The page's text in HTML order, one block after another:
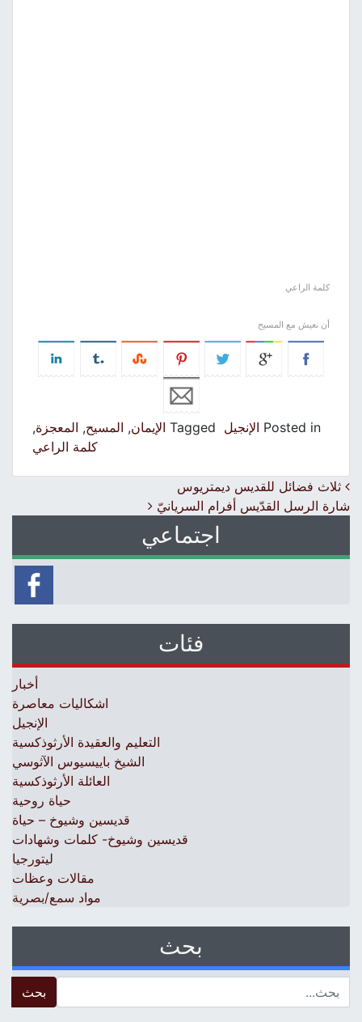
كلمة الراعي
أن نعيش مع المسيح
Posted in الإنجيل Tagged الإيمان,المسيح,المعجزة,
كلمة الراعي
Post navigation
ثلاث فضائل للقديس ديمتريوس
شارة الرسل القدّيس أفرام السريانيّ
اجتماعي
فئات
أخبار
اشكاليات معاصرة
الإنجيل
التعليم والعقيدة الأرثوذكسية
الشيخ باييسيوس الآثوسي
العائلة الأرثوذكسية
حياة روحية
قديسين وشيوخ – حياة
قديسين وشيوخ- كلمات وشهادات
ليتورجيا
مقالات وعظات
مواد سمع/بصرية
بحث